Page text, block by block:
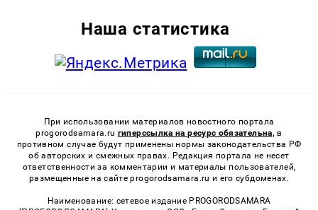
Наша статистика
При использовании материалов новостного портала
progorodsamara.ru гиперссылка на ресурс обязательна, в
противном случае будут применены нормы законодательства РФ
об авторских и смежных правах. Редакция портала не несет
ответственности за комментарии и материалы пользователей,
размещенные на сайте progorodsamara.ru и его субдоменах.
Наименование: сетевое издание PROGORODSAMARA